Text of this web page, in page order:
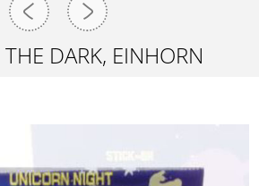
DARK, EINHORN